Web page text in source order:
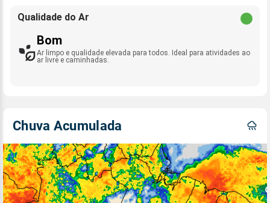
Qualidade do Ar
Bom
Ar limpo e qualidade elevada para todos. Ideal para atividades ao
ar livre e caminhadas.
Chuva Acumulada